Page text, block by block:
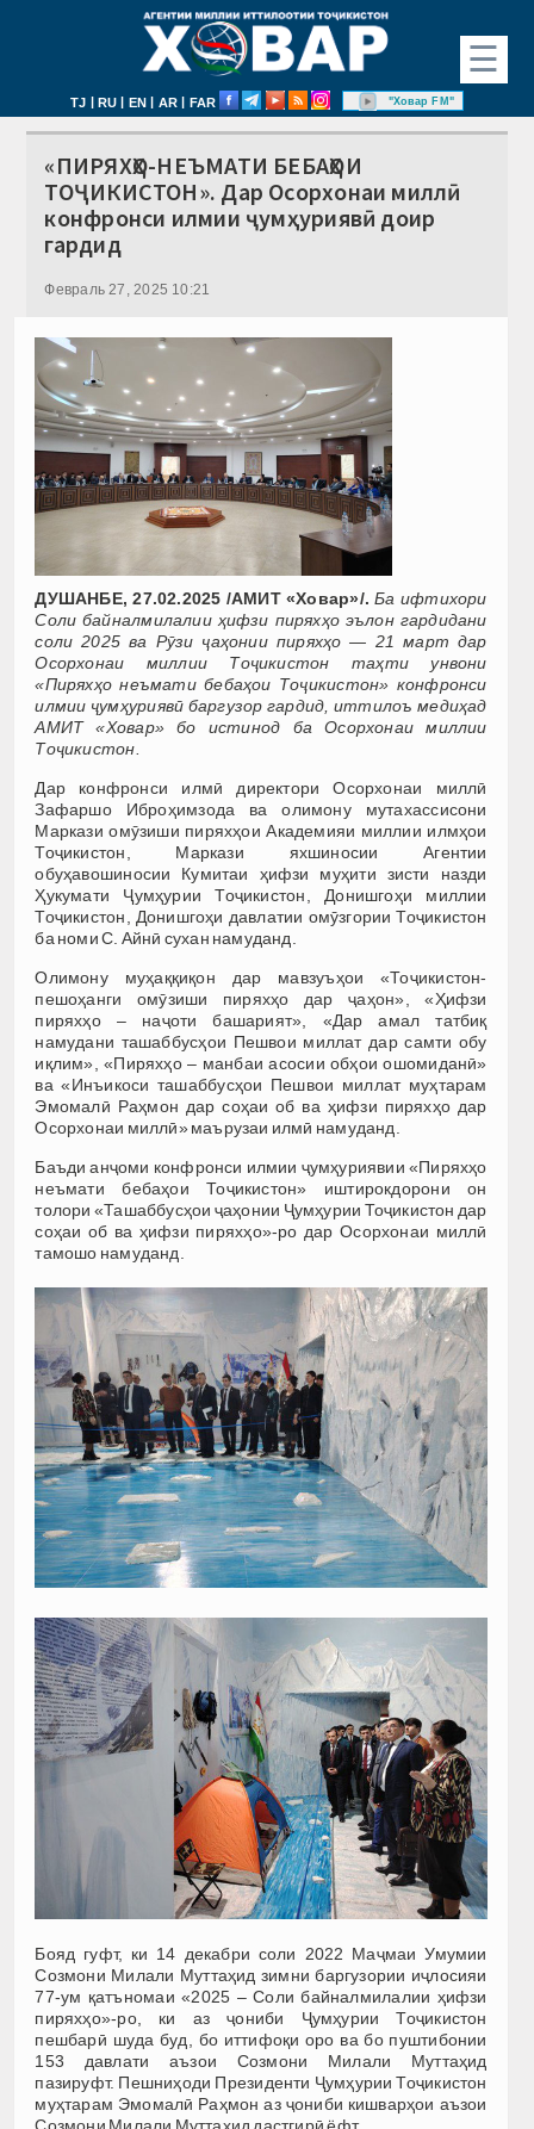
☰
TJ | RU | EN | AR | FAR "Ховар FM"
«ПИРЯХҲО-НЕЪМАТИ БЕБАҲОИ
ТОҶИКИСТОН». Дар Осорхонаи миллӣ
конфронси илмии ҷумҳуриявӣ доир
гардид
Февраль 27, 2025 10:21
ДУШАНБЕ, 27.02.2025 /АМИТ «Ховар»/. Ба ифтихори
Соли байналмилалии ҳифзи пиряхҳо эълон гардидани
соли 2025 ва Рӯзи ҷаҳонии пиряхҳо — 21 март дар
Осорхонаи миллии Тоҷикистон таҳти унвони
«Пиряхҳо неъмати бебаҳои Тоҷикистон» конфронси
илмии ҷумҳуриявӣ баргузор гардид, иттилоъ медиҳад
АМИТ «Ховар» бо истинод ба Осорхонаи миллии
Тоҷикистон.
Дар конфронси илмӣ директори Осорхонаи миллӣ
Зафаршо Иброҳимзода ва олимону мутахассисони
Маркази омӯзиши пиряхҳои Академияи миллии илмҳои
Тоҷикистон, Маркази яхшиносии Агентии
обуҳавошиносии Кумитаи ҳифзи муҳити зисти назди
Ҳукумати Ҷумҳурии Тоҷикистон, Донишгоҳи миллии
Тоҷикистон, Донишгоҳи давлатии омӯзгории Тоҷикистон
ба номи С. Айнӣ сухан намуданд.
Олимону муҳаққиқон дар мавзуъҳои «Тоҷикистон-
пешоҳанги омӯзиши пиряхҳо дар ҷаҳон», «Ҳифзи
пиряхҳо – наҷоти башарият», «Дар амал татбиқ
намудани ташаббусҳои Пешвои миллат дар самти обу
иқлим», «Пиряхҳо – манбаи асосии обҳои ошомиданӣ»
ва «Инъикоси ташаббусҳои Пешвои миллат муҳтарам
Эмомалӣ Раҳмон дар соҳаи об ва ҳифзи пиряхҳо дар
Осорхонаи миллӣ» маърузаи илмӣ намуданд.
Баъди анҷоми конфронси илмии ҷумҳуриявии «Пиряхҳо
неъмати бебаҳои Тоҷикистон» иштирокдорони он
толори «Ташаббусҳои ҷаҳонии Ҷумҳурии Тоҷикистон дар
соҳаи об ва ҳифзи пиряхҳо»-ро дар Осорхонаи миллӣ
тамошо намуданд.
Бояд гуфт, ки 14 декабри соли 2022 Маҷмаи Умумии
Созмони Милали Муттаҳид зимни баргузории иҷлосияи
77-ум қатъномаи «2025 – Соли байналмилалии ҳифзи
пиряхҳо»-ро, ки аз ҷониби Ҷумҳурии Тоҷикистон
пешбарӣ шуда буд, бо иттифоқи оро ва бо пуштибонии
153 давлати аъзои Созмони Милали Муттаҳид
пазируфт. Пешниҳоди Президенти Ҷумҳурии Тоҷикистон
муҳтарам Эмомалӣ Раҳмон аз ҷониби кишварҳои аъзои
Созмони Милали Муттаҳид дастгирӣ ёфт.